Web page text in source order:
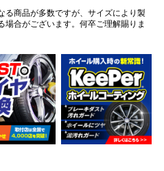
る商品が多数ですが、サイズにより製
合がございます。何卒ご理解賜りま